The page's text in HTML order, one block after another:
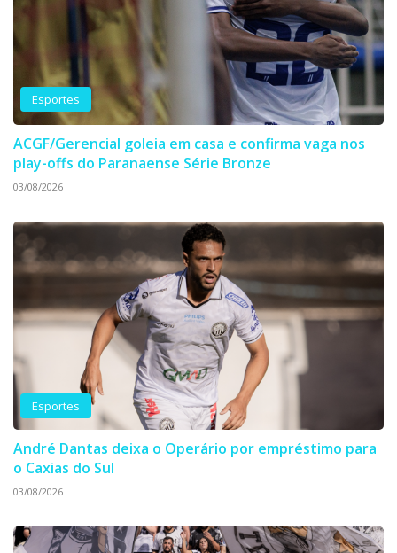
Esportes
ACGF/Gerencial goleia em casa e confirma vaga nos
play-offs do Paranaense Série Bronze
03/08/2026
Esportes
André Dantas deixa o Operário por empréstimo para
o Caxias do Sul
03/08/2026